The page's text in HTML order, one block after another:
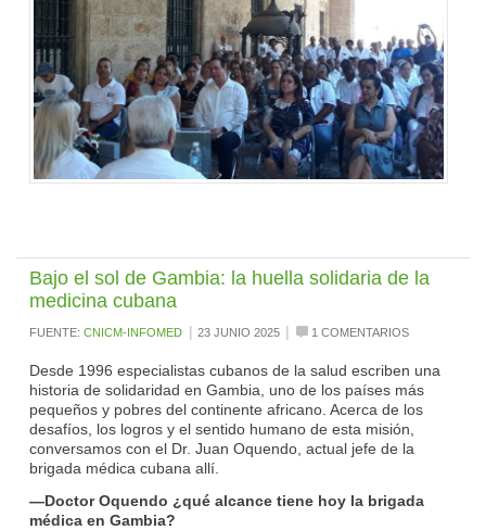
Bajo el sol de Gambia: la huella solidaria de la
medicina cubana
FUENTE: CNICM-INFOMED | 23 JUNIO 2025 | 1 COMENTARIOS
Desde 1996 especialistas cubanos de la salud escriben una
historia de solidaridad en Gambia, uno de los países más
pequeños y pobres del continente africano. Acerca de los
desafíos, los logros y el sentido humano de esta misión,
conversamos con el Dr. Juan Oquendo, actual jefe de la
brigada médica cubana allí.
—Doctor Oquendo ¿qué alcance tiene hoy la brigada
médica en Gambia?